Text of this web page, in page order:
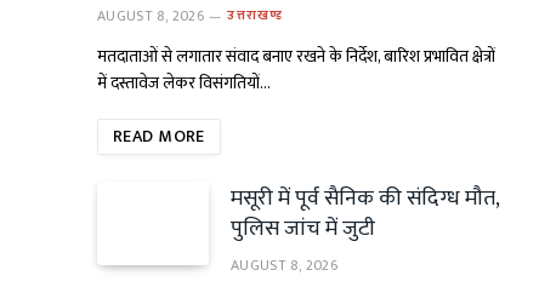
AUGUST 8, 2026 उत्तराखण्ड
मतदाताओं से लगातार संवाद बनाए रखने के निर्देश, बारिश प्रभावित क्षेत्रों
में दस्तावेज लेकर विसंगतियों…
READ MORE
मसूरी में पूर्व सैनिक की संदिग्ध मौत,
पुलिस जांच में जुटी
AUGUST 8, 2026